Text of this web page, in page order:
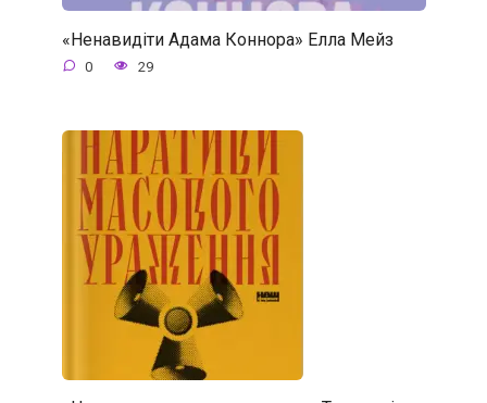
«Ненавидіти Адама Коннора» Елла Мейз
0 29